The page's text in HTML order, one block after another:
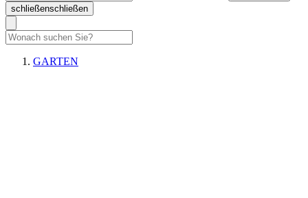
schließenschließen
GARTEN